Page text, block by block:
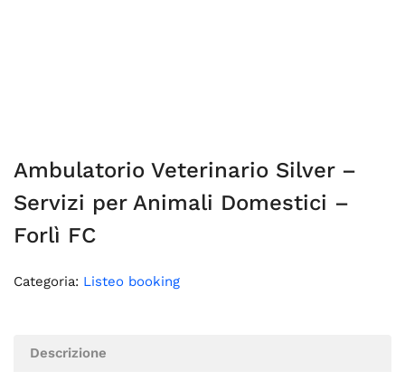
Ambulatorio Veterinario Silver –
Servizi per Animali Domestici –
Forlì FC
Categoria: Listeo booking
Descrizione